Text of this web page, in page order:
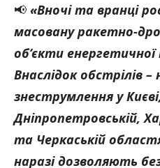
📢 «Вночі та вранці
масовану ракетно-
об’єкти
Внаслідок обстрілів –
знеструмлення у
Дніпропетровській,
та Черкаській
наразі дозволяють